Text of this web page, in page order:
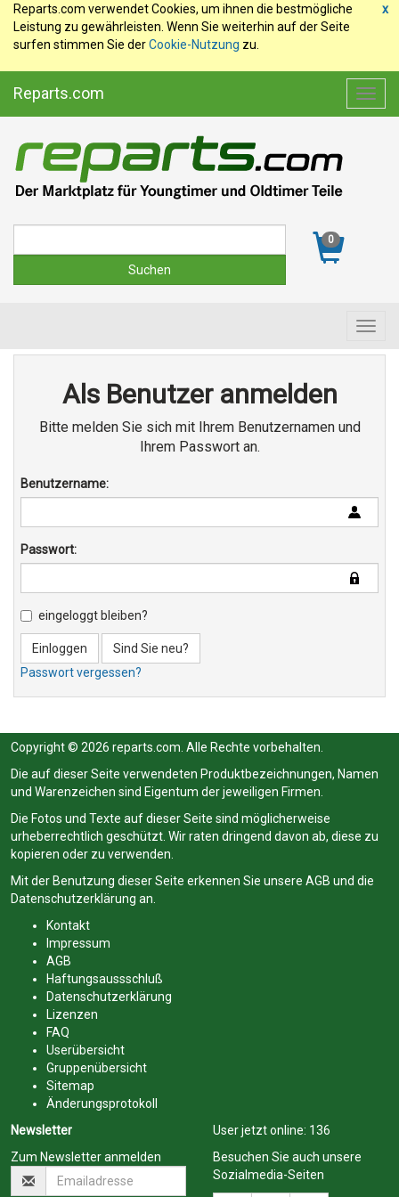
x
Reparts.com verwendet Cookies, um ihnen die bestmögliche
Leistung zu gewährleisten. Wenn Sie weiterhin auf der Seite
surfen stimmen Sie derCookie-Nutzung zu.
Reparts.com
0
Als Benutzer anmelden
Bitte melden Sie sich mit Ihrem Benutzernamen und
Ihrem Passwort an.
Benutzername:
Passwort:
eingeloggt bleiben?
Einloggen
Sind Sie neu?
Passwort vergessen?
Copyright © 2026 reparts.com. Alle Rechte vorbehalten.
Die auf dieser Seite verwendeten Produktbezeichnungen, Namen
und Warenzeichen sind Eigentum der jeweiligen Firmen.
Die Fotos und Texte auf dieser Seite sind möglicherweise
urheberrechtlich geschützt. Wir raten dringend davon ab, diese zu
kopieren oder zu verwenden.
Mit der Benutzung dieser Seite erkennen Sie unsere AGB und die
Datenschutzerklärung an.
Kontakt
Impressum
AGB
Haftungsaussschluß
Datenschutzerklärung
Lizenzen
FAQ
Userübersicht
Gruppenübersicht
Sitemap
Änderungsprotokoll
Newsletter
Zum Newsletter anmelden
User jetzt online: 136
Besuchen Sie auch unsere
Sozialmedia-Seiten